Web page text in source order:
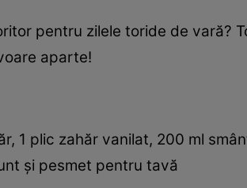
pentru zilele toride de vară?
aparte!
1 plic zahăr vanilat, 200 ml
şi pesmet pentru tavă